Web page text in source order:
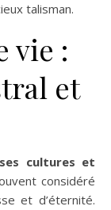
talisman.
vie :
et
cultures et
considéré
et d’éternité.